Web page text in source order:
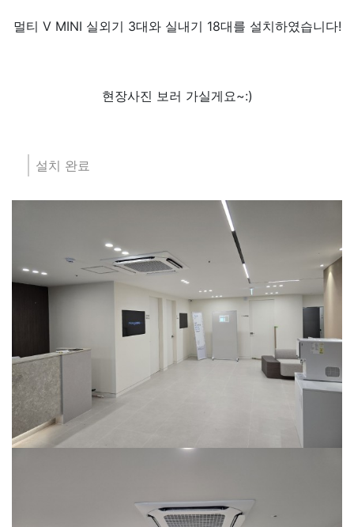
멀티 V MINI 실외기 3대와 실내기 18대를 설치하였습니다!
현장사진 보러 가실게요~:)
설치 완료